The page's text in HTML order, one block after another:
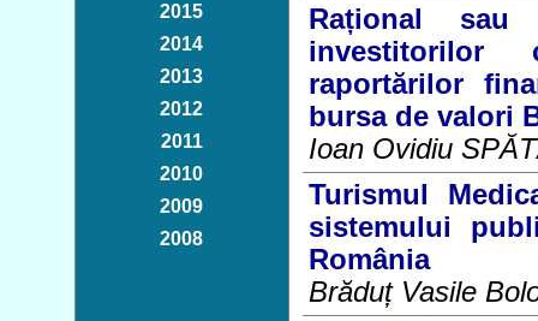
2015
2014
2013
2012
2011
2010
2009
2008
Rațional sau
raportărilor
bursa de valori
Ioan Ovidiu
Turismul
sistemului
România
Brăduț Vasile